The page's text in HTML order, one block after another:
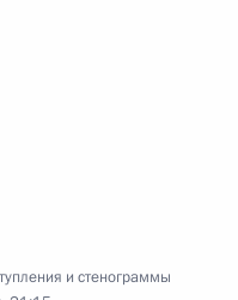
и стенограммы